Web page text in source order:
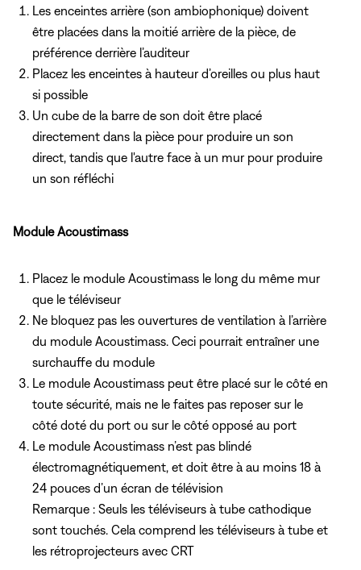
Les enceintes arrière (son ambiophonique) doivent
être placées dans la moitié arrière de la pièce, de
préférence derrière l’auditeur
Placez les enceintes à hauteur d’oreilles ou plus haut
si possible
Un cube de la barre de son doit être placé
directement dans la pièce pour produire un son
direct, tandis que l'autre face à un mur pour produire
un son réfléchi
Module Acoustimass
Placez le module Acoustimass le long du même mur
que le téléviseur
Ne bloquez pas les ouvertures de ventilation à l’arrière
du module Acoustimass. Ceci pourrait entraîner une
surchauffe du module
Le module Acoustimass peut être placé sur le côté en
toute sécurité, mais ne le faites pas reposer sur le
côté doté du port ou sur le côté opposé au port
Le module Acoustimass n’est pas blindé
électromagnétiquement, et doit être à au moins 18 à
24 pouces d’un écran de télévision
Remarque : Seuls les téléviseurs à tube cathodique
sont touchés. Cela comprend les téléviseurs à tube et
les rétroprojecteurs avec CRT